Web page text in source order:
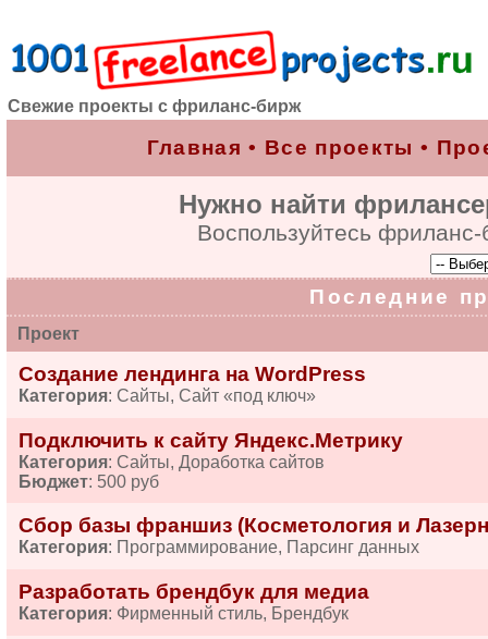
Свежие проекты с фриланс-бирж
Главная • Все проекты •
Нужно найти
Воспользуйтесь
Последние
Проект
Создание лендинга на WordPress
Категория: Сайты, Сайт «под ключ»
Подключить к сайту Яндекс.Метрику
Категория: Сайты, Доработка сайтов
Бюджет: 500 руб
Сбор базы франшиз (Косметология и
Категория: Программирование, Парсинг данных
Разработать брендбук для медиа
Категория: Фирменный стиль, Брендбук